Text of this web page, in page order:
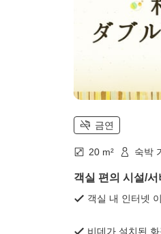
금연
20 m² 숙박
객실 편의 시설/서
객실 내 인터넷
비데가 설치된 화